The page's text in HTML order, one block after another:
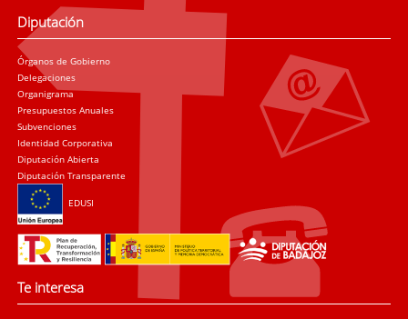
Diputación
Órganos de Gobierno
Delegaciones
Organigrama
Presupuestos Anuales
Subvenciones
Identidad Corporativa
Diputación Abierta
Diputación Transparente
EDUSI
Te interesa